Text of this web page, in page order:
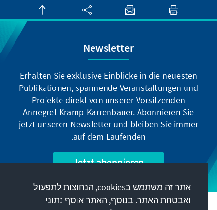
Newsletter
Erhalten Sie exklusive Einblicke in die neuesten
Publikationen, spannende Veranstaltungen und
Projekte direkt von unserer Vorsitzenden
Annegret Kramp-Karrenbauer. Abonnieren Sie
jetzt unseren Newsletter und bleiben Sie immer
auf dem Laufenden.
Jetzt abonnieren
אתר זה משתמש בcookies, הנחוצות לתפעול
ואבטחת האתר. בנוסף, האתר אוסף נתוני